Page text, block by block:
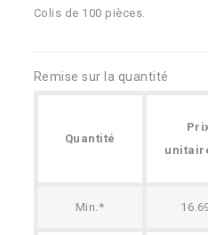
Colis de 100 pièces.
Remise sur la quantité
Quantité
Min.*